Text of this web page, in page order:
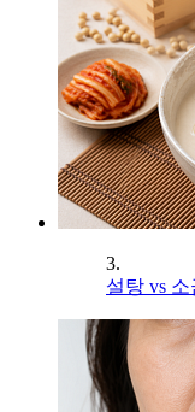
3.
설탕 vs